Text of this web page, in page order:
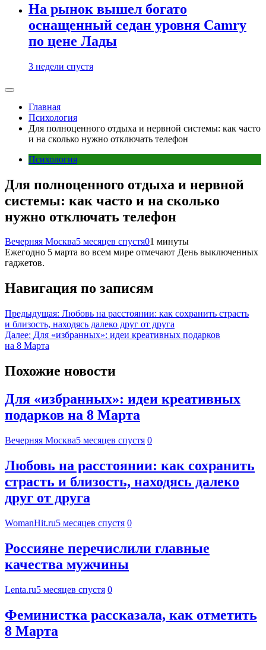
На рынок вышел богато
оснащенный седан уровня Camry
по цене Лады
3 недели спустя
Главная
Психология
Для полноценного отдыха и нервной системы: как часто
и на сколько нужно отключать телефон
Психология
Для полноценного отдыха и нервной
системы: как часто и на сколько
нужно отключать телефон
Вечерняя Москва5 месяцев спустя01 минуты
Ежегодно 5 марта во всем мире отмечают День выключенных
гаджетов.
Навигация по записям
Предыдущая: Любовь на расстоянии: как сохранить страсть
и близость, находясь далеко друг от друга
Далее: Для «избранных»: идеи креативных подарков
на 8 Марта
Похожие новости
Для «избранных»: идеи креативных
подарков на 8 Марта
Вечерняя Москва5 месяцев спустя 0
Любовь на расстоянии: как сохранить
страсть и близость, находясь далеко
друг от друга
WomanHit.ru5 месяцев спустя 0
Россияне перечислили главные
качества мужчины
Lenta.ru5 месяцев спустя 0
Феминистка рассказала, как отметить
8 Марта